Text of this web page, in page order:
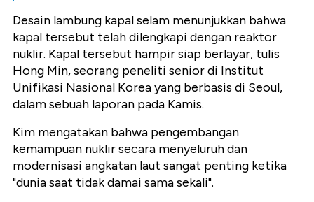
Desain lambung kapal selam menunjukkan bahwa
kapal tersebut telah dilengkapi dengan reaktor
nuklir. Kapal tersebut hampir siap berlayar, tulis
Hong Min, seorang peneliti senior di Institut
Unifikasi Nasional Korea yang berbasis di Seoul,
dalam sebuah laporan pada Kamis.
Kim mengatakan bahwa pengembangan
kemampuan nuklir secara menyeluruh dan
modernisasi angkatan laut sangat penting ketika
"dunia saat tidak damai sama sekali".